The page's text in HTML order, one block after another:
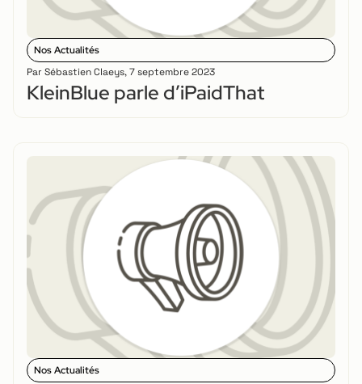
Nos Actualités
Par Sébastien Claeys,7 septembre 2023
KleinBlue parle d’iPaidThat
Nos Actualités